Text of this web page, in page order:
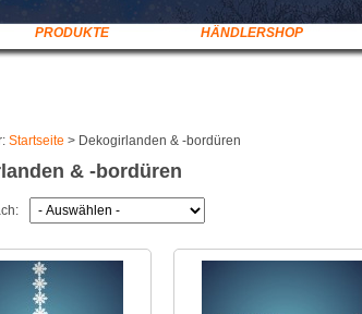
PRODUKTE HÄNDLERSHOP
Startseite > Dekogirlanden & -bordüren
& -bordüren